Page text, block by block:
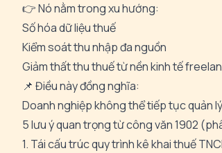
👉 Nó nằm trong xu hướng:
Số hóa dữ liệu thuế
Kiểm soát thu nhập đa nguồn
Giảm thất thu thuế từ nền kinh tế
📌 Điều này đồng nghĩa:
Doanh nghiệp không thể tiếp tục quản
5 lưu ý quan trọng từ công văn 1902
1. Tái cấu trúc quy trình kê khai thuế